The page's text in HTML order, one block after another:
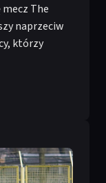
mecz The
naprzeciw
którzy